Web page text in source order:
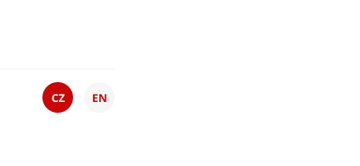
CZ EN